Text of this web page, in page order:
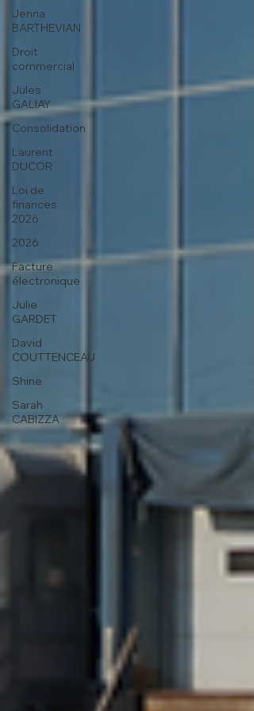
Jenna
BARTHEVIAN
Droit
commercial
Jules
GALIAY
Consolidation
Laurent
DUCOR
Loi de
finances
2026
2026
Facture
électronique
Julie
GARDET
David
COUTTENCEAU
Shine
Sarah
CABIZZA